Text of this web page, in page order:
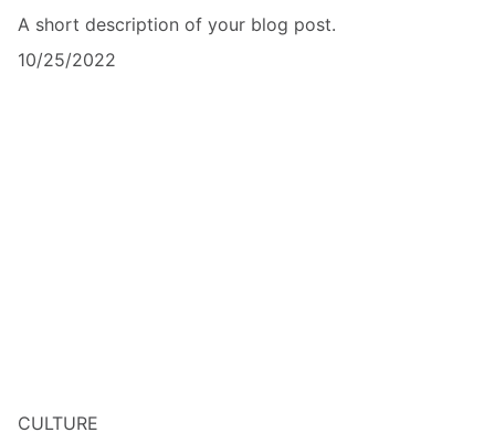
A short description of your blog post.
10/25/2022
CULTURE